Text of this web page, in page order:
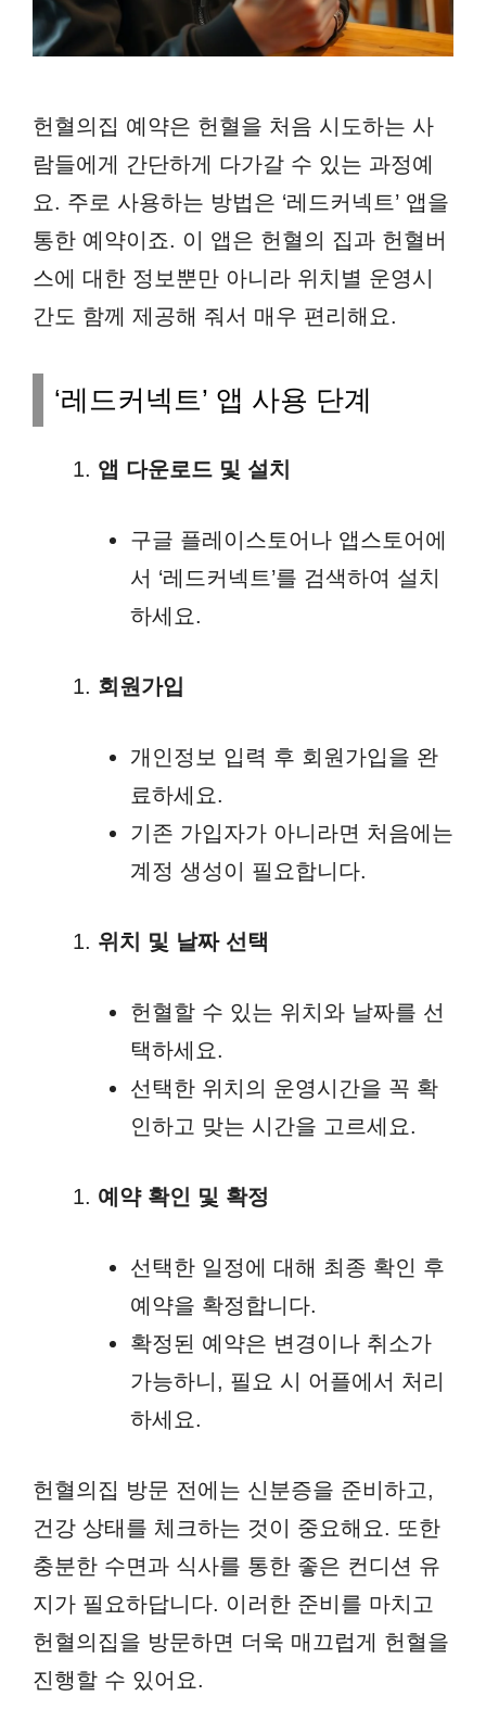
헌혈의집 예약은 헌혈을 처음 시도하는 사
람들에게 간단하게 다가갈 수 있는 과정예
요. 주로 사용하는 방법은 ‘레드커넥트’ 앱을
통한 예약이죠. 이 앱은 헌혈의 집과 헌혈버
스에 대한 정보뿐만 아니라 위치별 운영시
간도 함께 제공해 줘서 매우 편리해요.
‘레드커넥트’ 앱 사용 단계
앱 다운로드 및 설치
구글 플레이스토어나 앱스토어에
서 ‘레드커넥트’를 검색하여 설치
하세요.
회원가입
개인정보 입력 후 회원가입을 완
료하세요.
기존 가입자가 아니라면 처음에는
계정 생성이 필요합니다.
위치 및 날짜 선택
헌혈할 수 있는 위치와 날짜를 선
택하세요.
선택한 위치의 운영시간을 꼭 확
인하고 맞는 시간을 고르세요.
예약 확인 및 확정
선택한 일정에 대해 최종 확인 후
예약을 확정합니다.
확정된 예약은 변경이나 취소가
가능하니, 필요 시 어플에서 처리
하세요.
헌혈의집 방문 전에는 신분증을 준비하고,
건강 상태를 체크하는 것이 중요해요. 또한
충분한 수면과 식사를 통한 좋은 컨디션 유
지가 필요하답니다. 이러한 준비를 마치고
헌혈의집을 방문하면 더욱 매끄럽게 헌혈을
진행할 수 있어요.